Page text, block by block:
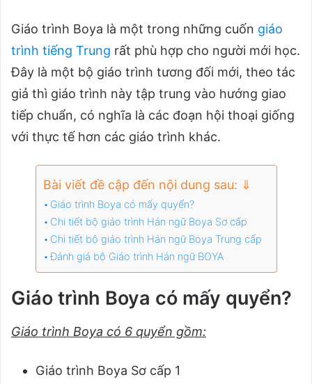
Giáo trình Boya là một trong những cuốn giáo
trình tiếng Trung rất phù hợp cho người mới học.
Đây là một bộ giáo trình tương đối mới, theo tác
giả thì giáo trình này tập trung vào hướng giao
tiếp chuẩn, có nghĩa là các đoạn hội thoại giống
với thực tế hơn các giáo trình khác.
Bài viết đề cập đến nội dung sau: ⇓
Giáo trình Boya có mấy quyển?
Chi tiết bộ giáo trình Hán ngữ Boya Sơ cấp
Chi tiết bộ giáo trình Hán ngữ Boya Trung cấp
Đánh giá bộ Giáo trình Hán ngữ BOYA
Giáo trình Boya có mấy quyển?
Giáo trình Boya có 6 quyển gồm:
Giáo trình Boya Sơ cấp 1